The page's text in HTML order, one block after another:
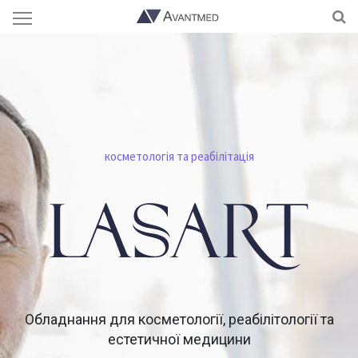
косметологія та реабілітація
Обладнання для косметології, реабілітології та
естетичної медицини